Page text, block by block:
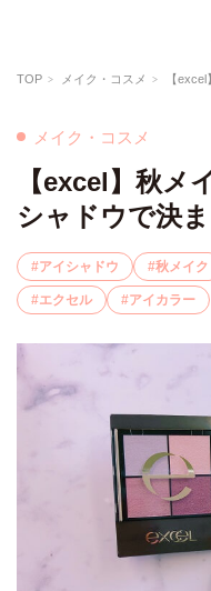
TOP メイク・コスメ 【
メイク・コスメ
【excel】秋メ
シャドウで決
アイシャドウ 秋メイク
エクセル アイカラー